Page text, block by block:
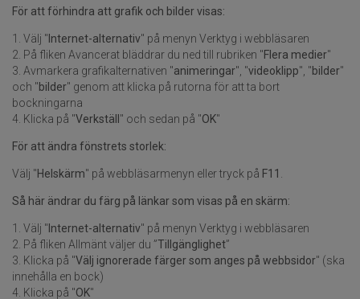
För att förhindra att grafik och bilder visas:
1. Välj " Internet-alternativ" på menyn Verktyg i webbläsaren
2. På fliken Avancerat bläddrar du ned till rubriken "Flera medier"
3. Avmarkera grafikalternativen "animeringar", "videoklipp", "bilder"
och "bilder" genom att klicka på rutorna för att ta bort
bockningarna
4. Klicka på "Verkställ " och sedan på "OK"
För att ändra fönstrets storlek:
Välj "Helskärm" på webbläsarmenyn eller tryck på F11
Så här ändrar du färg på länkar som visas på en skärm:
1. Välj " Internet-alternativ" på menyn Verktyg i webbläsaren
2. På fliken Allmänt väljer du ”Tillgänglighet”
3. Klicka på "Välj ignorerade färger som anges på webbsidor" (ska
innehålla en bock)
4. Klicka på "OK"